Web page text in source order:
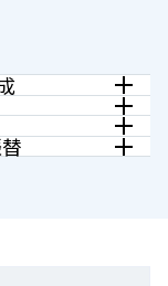
。
口座の間は、い